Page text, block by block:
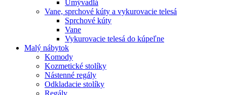
Umývadlá
Vane, sprchové kúty a vykurovacie telesá
Sprchové kúty
Vane
Vykurovacie telesá do kúpeľne
Malý nábytok
Komody
Kozmetické stolíky
Nástenné regály
Odkladacie stolíky
Regály